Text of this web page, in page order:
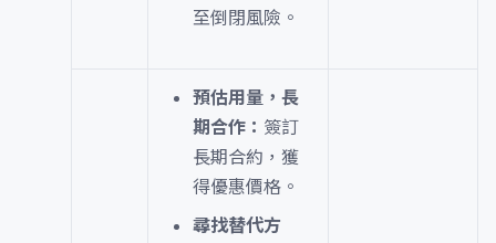
至倒閉風險。
預估用量，長
期合作： 簽訂
長期合約，獲
得優惠價格。
尋找替代方